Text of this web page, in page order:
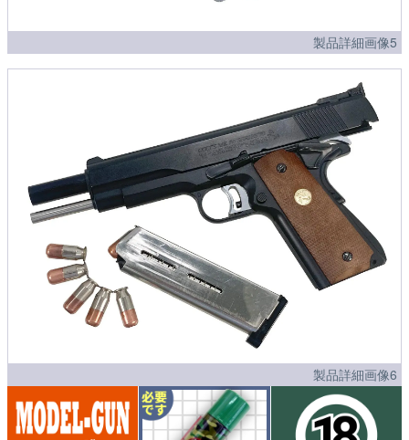
製品詳細画像5
製品詳細画像6